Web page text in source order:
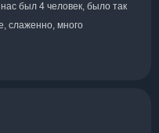
был 4 человек, было так
слаженно, много